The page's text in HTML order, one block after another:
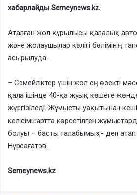
хабарлайды Semeynews.kz.
Аталған жол құрылысы қалалық
және жолаушылар көлігі бөлімінің
асырылуда.
– Семейліктер үшін жол ең өзекті
қала ішінде 40-қа жуық көшеге
жүргізіледі. Жұмысты уақытынан
келісімшартта көрсетілген
болуы – басты талабымыз,- деп атап
Нұрсағатов.
Semeynews.kz